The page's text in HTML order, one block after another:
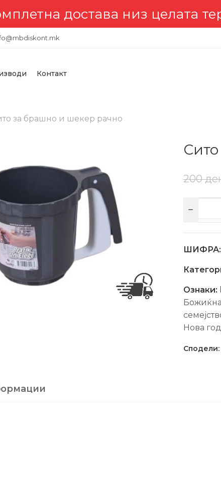
низ целата
Контакт
за брашно и шекер рачно
200
ШИФРА:
Ознаки:
Божиќна
Нова